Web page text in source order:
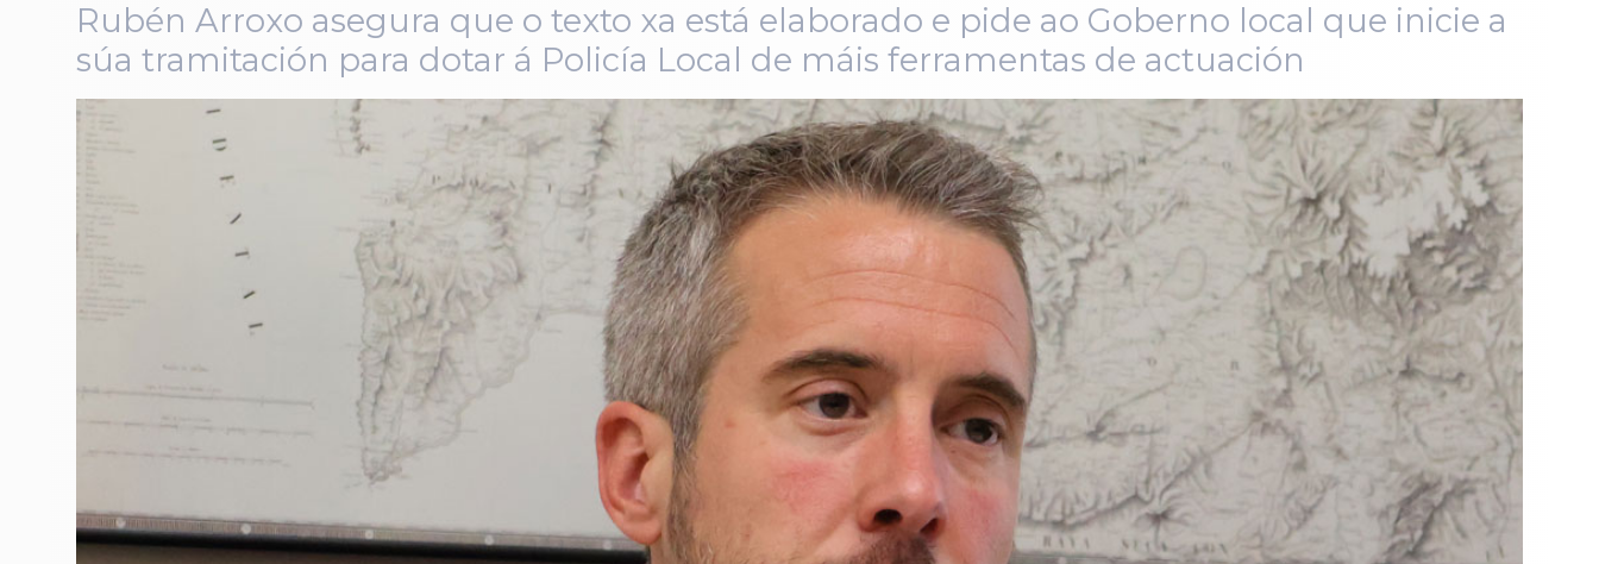
Rubén Arroxo asegura que o texto xa está elaborado e pide ao Goberno local que inicie a
súa tramitación para dotar á Policía Local de máis ferramentas de actuación